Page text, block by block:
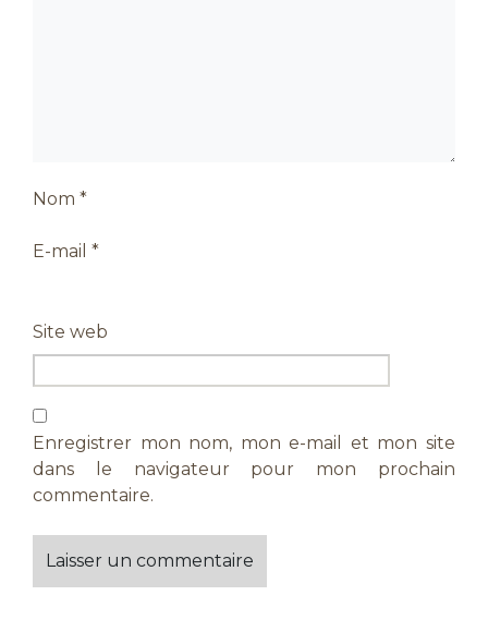
Nom *
E-mail *
Site web
Enregistrer mon nom, mon e-mail et mon site
dans le navigateur pour mon prochain
commentaire.